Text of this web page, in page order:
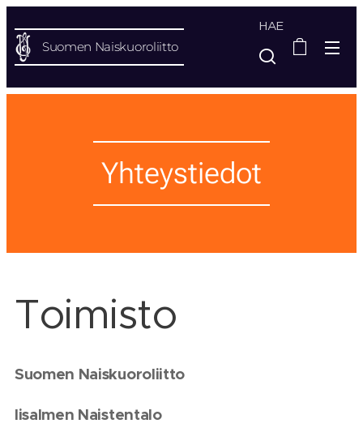
Suomen Naiskuoroliitto
HAE
Yhteystiedot
Toimisto
Suomen Naiskuoroliitto
Iisalmen Naistentalo